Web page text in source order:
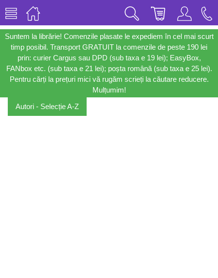
Suntem la librărie! Comenzile plasate le expediem în cel mai scurt
timp posibil. Transport GRATUIT la comenzile de peste 190 lei
prin: curier Cargus sau DPD (sub taxa e 19 lei); EasyBox,
FANbox etc. (sub taxa e 21 lei); poșta română (sub taxa e 25 lei).
Pentru cărți la prețuri mici vă rugăm scrieți la căutare reducere.
Mulțumim!
Autori - Selecție A-Z